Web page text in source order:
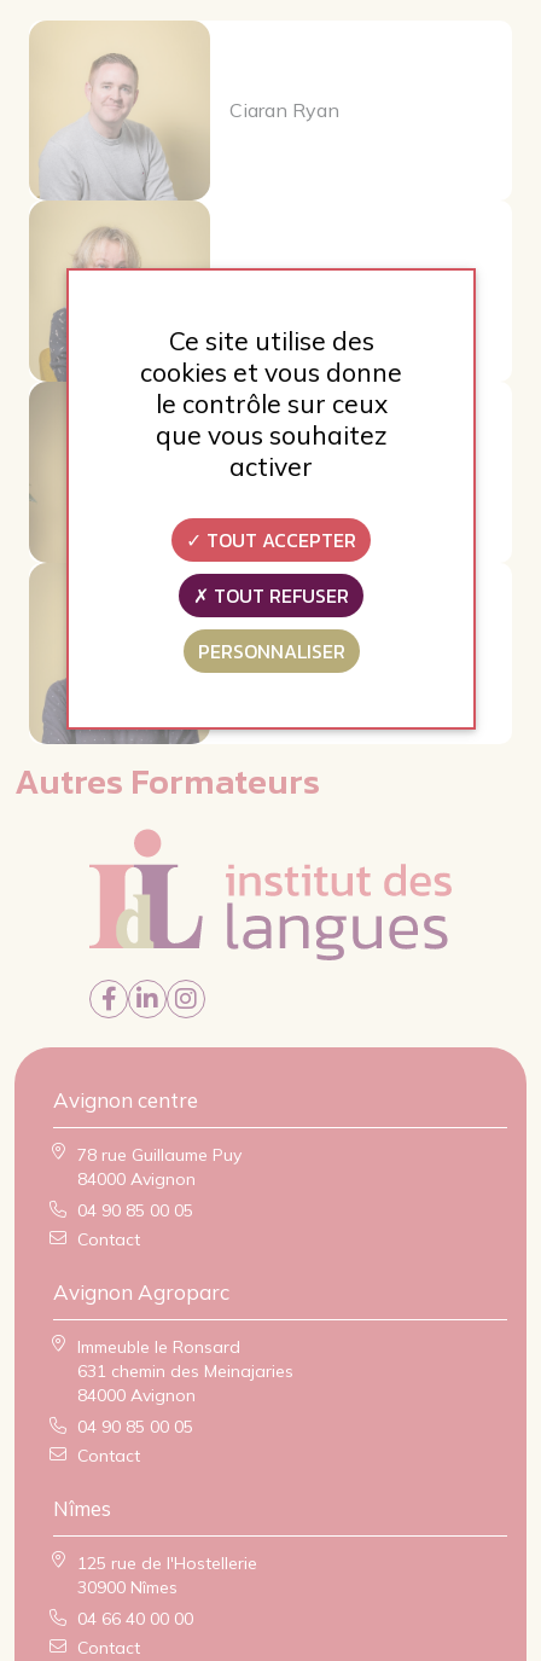
Ciaran Ryan
Katia Machado
José Pozo Lopez
Autres Formateurs
Avignon centre
78 rue Guillaume Puy
84000 Avignon
04 90 85 00 05
Contact
Avignon Agroparc
Immeuble le Ronsard
631 chemin des Meinajaries
84000 Avignon
04 90 85 00 05
Contact
Nîmes
125 rue de l'Hostellerie
30900 Nîmes
04 66 40 00 00
Contact
Ce site utilise des
cookies et vous donne
le contrôle sur ceux
que vous souhaitez
activer
TOUT ACCEPTER
TOUT REFUSER
PERSONNALISER